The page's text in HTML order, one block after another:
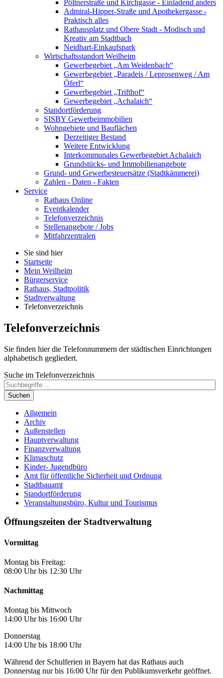
Pöltnerstraße und Kirchgasse - Einladend anders
Admiral-Hipper-Straße und Apothekergasse -
Praktisch alles
Rathausplatz und Obere Stadt - Modisch und
Kreativ am Stadtbach
Neidhart-Einkaufspark
Wirtschaftsstandort Weilheim
Gewerbegebiet „Am Weidenbach“
Gewerbegebiet „Paradeis / Leprosenweg / Am
Öferl“
Gewerbegebiet „Trifthof“
Gewerbegebiet „Achalaich“
Standortförderung
SISBY Gewerbeimmobilien
Wohngebiete und Bauflächen
Derzeitiger Bestand
Weitere Entwicklung
Interkommunales Gewerbegebiet Achalaich
Grundstücks- und Immobilienangebote
Grund- und Gewerbesteuersätze (Stadtkämmerei)
Zahlen - Daten - Fakten
Service
Rathaus Online
Eventkalender
Telefonverzeichnis
Stellenangebote / Jobs
Mitfahrzentralen
Sie sind hier
Startseite
Mein Weilheim
Bürgerservice
Rathaus, Stadtpolitik
Stadtverwaltung
Telefonverzeichnis
Telefonverzeichnis
Sie finden hier die Telefonnummern der städtischen Einrichtungen
alphabetisch gegliedert.
Suche im Telefonverzeichnis
Suchen
Allgemein
Archiv
Außenstellen
Hauptverwaltung
Finanzverwaltung
Klimaschutz
Kinder- Jugendbüro
Amt für öffentliche Sicherheit und Ordnung
Stadtbauamt
Standortförderung
Veranstaltungsbüro, Kultur und Tourismus
Öffnungszeiten der Stadtverwaltung
Vormittag
Montag bis Freitag:
08:00 Uhr bis 12:30 Uhr
Nachmittag
Montag bis Mittwoch
14:00 Uhr bis 16:00 Uhr
Donnerstag
14:00 Uhr bis 18:00 Uhr
Während der Schulferien in Bayern hat das Rathaus auch
Donnerstag nur bis 16:00 Uhr für den Publikumsverkehr geöffnet.